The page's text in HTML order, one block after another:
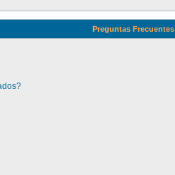
Preguntas Frecuentes